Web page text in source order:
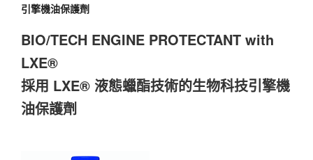
引擎機油保護劑
BIO/TECH ENGINE PROTECTANT with
LXE®
採用 LXE® 液態蠟酯技術的生物科技引擎機
油保護劑